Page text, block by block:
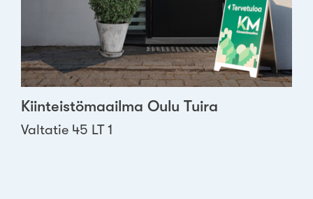
Kiinteistömaailma Oulu Tuira
Valtatie 45 LT 1